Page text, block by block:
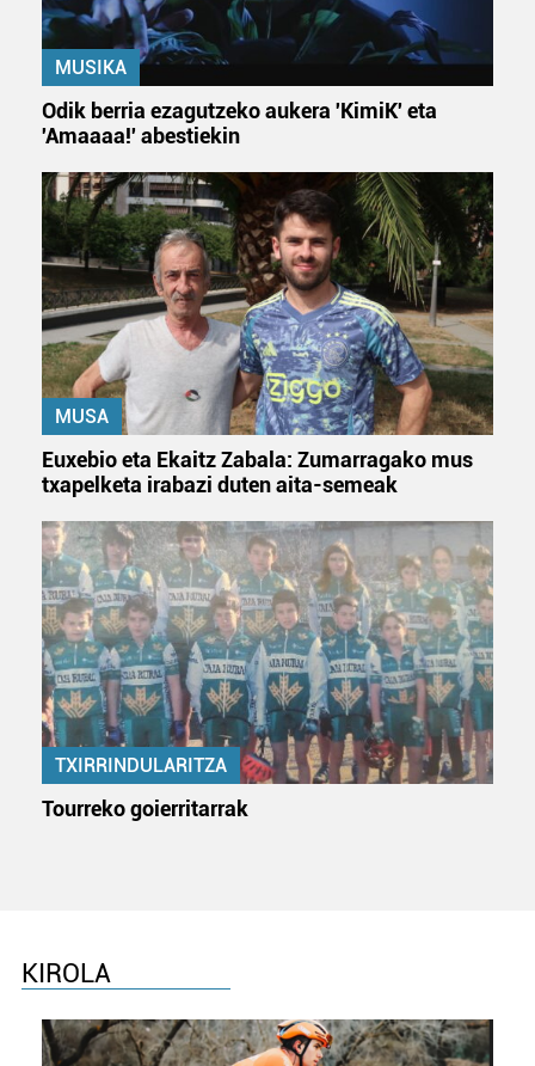
duten interes legitimoa eta horren aurka nola egin
dezakezun ikusteko.
buruzko informazio gehiago eta ezarri zure lehentasunak
zure baimena Cookieen adierazpenean.
Webgune honek cookie propioak eta hirugarrenen cookie-
fitxategiak erabiltzen ditu. Zure esperientzia eta
zerbitzuak hobetzeko asmoz, cookie teknologiaz
baliatzen gara. Ohar hau onartuz gero, teknologia hori
erabiltzeko baimen esplizitua ematen diguzu.Gehiago
irakurri
MUSIKA
Odik berria ezagutzeko aukera 'KimiK' eta
'Amaaaa!' abestiekin
MUSA
Euxebio eta Ekaitz Zabala: Zumarragako mus
txapelketa irabazi duten aita-semeak
TXIRRINDULARITZA
Tourreko goierritarrak
KIROLA